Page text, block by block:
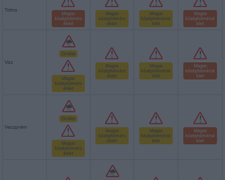
Tolna
Magas
középhőmérs
éklet
Magas
középhőmérs
éklet
Magas
középhőmérsé
klet
Magas
középhőmérsé
klet
Vas
Zivatar
Magas
középhőmérs
éklet
Magas
középhőmérs
éklet
Magas
középhőmérsé
klet
Magas
középhőmérsé
klet
Veszprém
Zivatar
Magas
középhőmérs
éklet
Magas
középhőmérs
éklet
Magas
középhőmérsé
klet
Magas
középhőmérsé
klet